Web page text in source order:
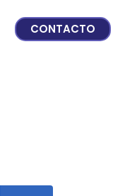
CONTACTO